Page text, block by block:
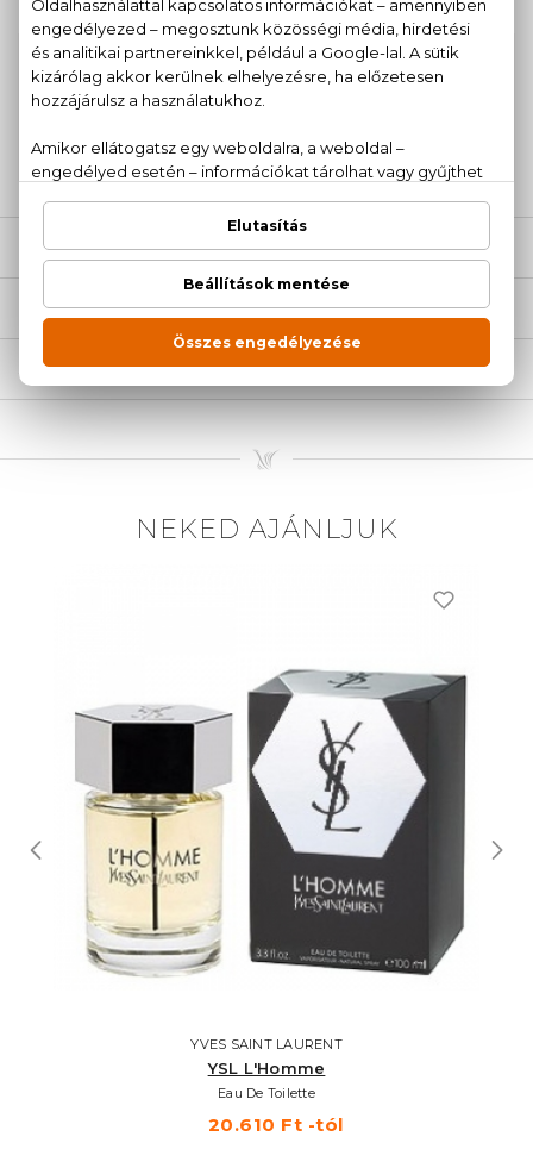
100% eredeti termékek,
14 napos visszaküldési
garanciával
20 779 1924
LEÍRÁS
ÉRTÉKELÉSEK (0)
SZÁLLÍTÁS
NEKED AJÁNLJUK
YVES SAINT LAURENT
YSL L'Homme
Eau De Toilette
20.610 Ft -tól